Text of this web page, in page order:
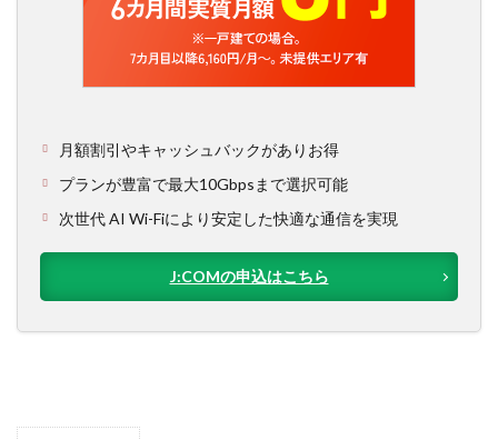
月額割引やキャッシュバックがありお得
プランが豊富で最大10Gbpsまで選択可能
次世代 AI Wi-Fiにより安定した快適な通信を実現
J:COMの申込はこちら